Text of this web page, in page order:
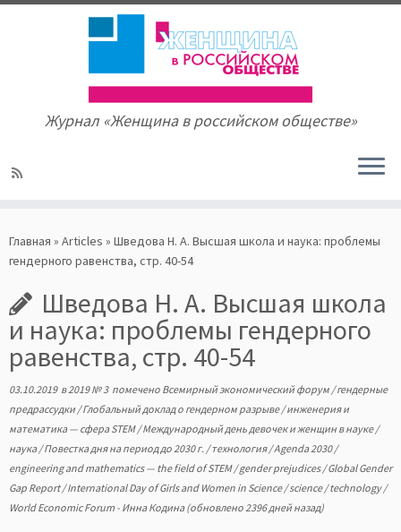
to
content
Журнал «Женщина в российском обществе»
Главная » Articles » Шведова Н. А. Высшая школа и наука: проблемы
гендерного равенства, стр. 40-54
Шведова Н. А. Высшая школа
и наука: проблемы гендерного
равенства, стр. 40-54
03.10.2019в2019 № 3 помечено Всемирный экономический форум /гендерные
предрaссудки /Глобaльный доклад о гендерном рaзрыве/инженерия и
матемaтика — сфера STEM/Международный день девочек и женщин в науке/
нaука/Повестка дня на период до 2030 г. /технология/Agenda 2030/
engineering and mathematics — the field of STEM/gender prejudices/Globаl Gender
Gаp Report/International Dаy of Girls and Women in Science/science/technology/
World Economic Forum - Инна Кодина(обновлено 2396 дней назад)